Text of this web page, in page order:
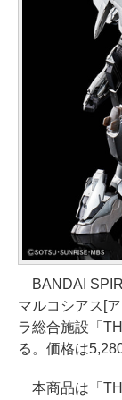
BANDAI
マルコシアス[
ラ総合施設「
る。価格は
本商品は「